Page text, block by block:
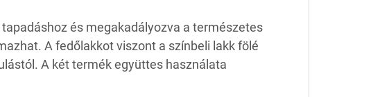
és megakadályozva a természetes
A fedőlakkot viszont a színbeli lakk fölé
A két termék együttes használata